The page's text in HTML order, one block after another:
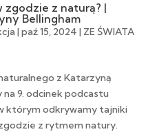
zgodzie z naturą? |
Bellingham
| paź 15, 2024 | ZE ŚWIATA
z Katarzyną
9. odcinek podcastu
którym odkrywamy tajniki
z rytmem natury.